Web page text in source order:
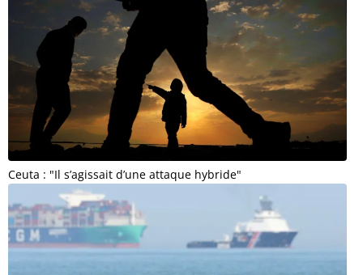
Ceuta : "Il s’agissait d’une attaque hybride"